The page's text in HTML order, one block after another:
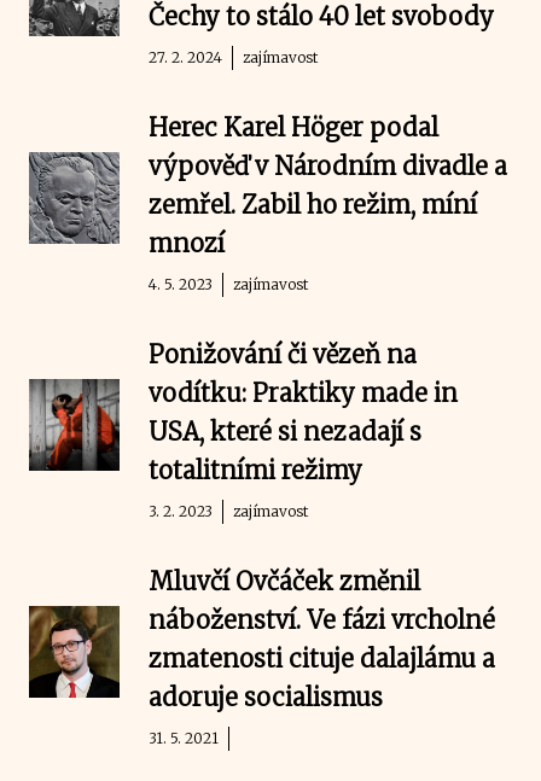
Čechy to stálo 40 let svobody
27. 2. 2024 zajímavost
Herec Karel Höger podal
výpověď v Národním divadle a
zemřel. Zabil ho režim, míní
mnozí
4. 5. 2023 zajímavost
Ponižování či vězeň na
vodítku: Praktiky made in
USA, které si nezadají s
totalitními režimy
3. 2. 2023 zajímavost
Mluvčí Ovčáček změnil
náboženství. Ve fázi vrcholné
zmatenosti cituje dalajlámu a
adoruje socialismus
31. 5. 2021